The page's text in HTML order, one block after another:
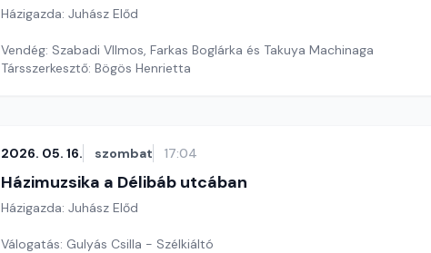
Házigazda: Juhász Előd
Vendég: Szabadi VIlmos, Farkas Boglárka és Takuya Machinaga
Társszerkesztő: Bögös Henrietta
2026. 05. 16. szombat 17:04
Házimuzsika a Délibáb utcában
Házigazda: Juhász Előd
Válogatás: Gulyás Csilla - Szélkiáltó